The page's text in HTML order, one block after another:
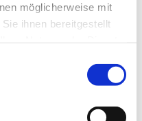
möglicherweise mit
ihnen bereitgestellt
auch